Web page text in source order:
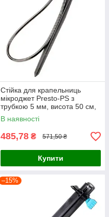
Стійка для крапельниць
мікроджет Presto-PS з
трубкою 5 мм, висота 50 см,
в упаковці - 10 шт. (SMS-
0150)
В наявності
485,78 ₴ 571,50 ₴
Купити
–15%